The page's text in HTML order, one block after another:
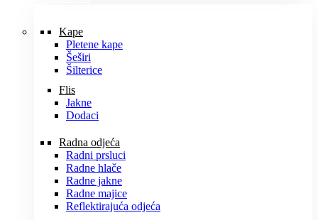
Kape
Pletene kape
Šeširi
Šilterice
Flis
Jakne
Dodaci
Radna odjeća
Radni prsluci
Radne hlače
Radne jakne
Radne majice
Reflektirajuća odjeća